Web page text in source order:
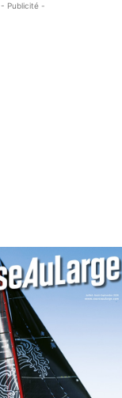
- Publicité -